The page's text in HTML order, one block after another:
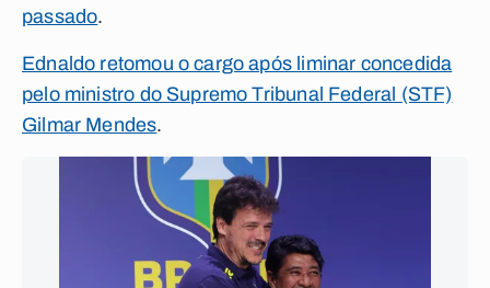
passado.
Ednaldo retomou o cargo após liminar concedida
pelo ministro do Supremo Tribunal Federal (STF)
Gilmar Mendes.